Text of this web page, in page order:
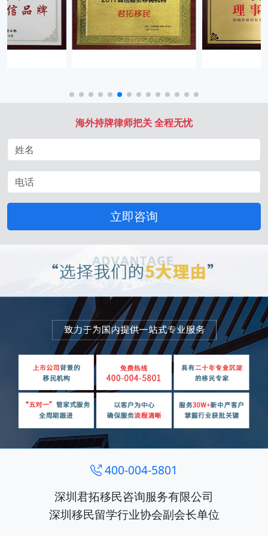
海外持牌律师把关 全程无忧
立即咨询
400-004-5801
深圳君拓移民咨询服务有限公司
深圳移民留学行业协会副会长单位